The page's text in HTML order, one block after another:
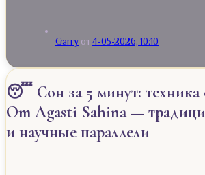
Garry от 4-05-2026, 10:10
😴 Сон за 5 минут: техника
Om Agasti Sahina —
и научные параллели